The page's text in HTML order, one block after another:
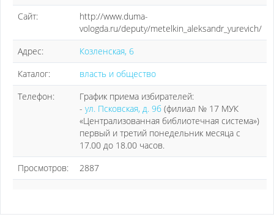
Сайт:
http://www.duma-
vologda.ru/deputy/metelkin_aleksandr_yurevich/
Адрес:
Козленская, 6
Каталог:
власть и общество
Телефон:
График приема избирателей:
- ул. Псковская, д. 9б (филиал № 17 МУК
«Централизованная библиотечная система»)
первый и третий понедельник месяца с
17.00 до 18.00 часов.
Просмотров:
2887